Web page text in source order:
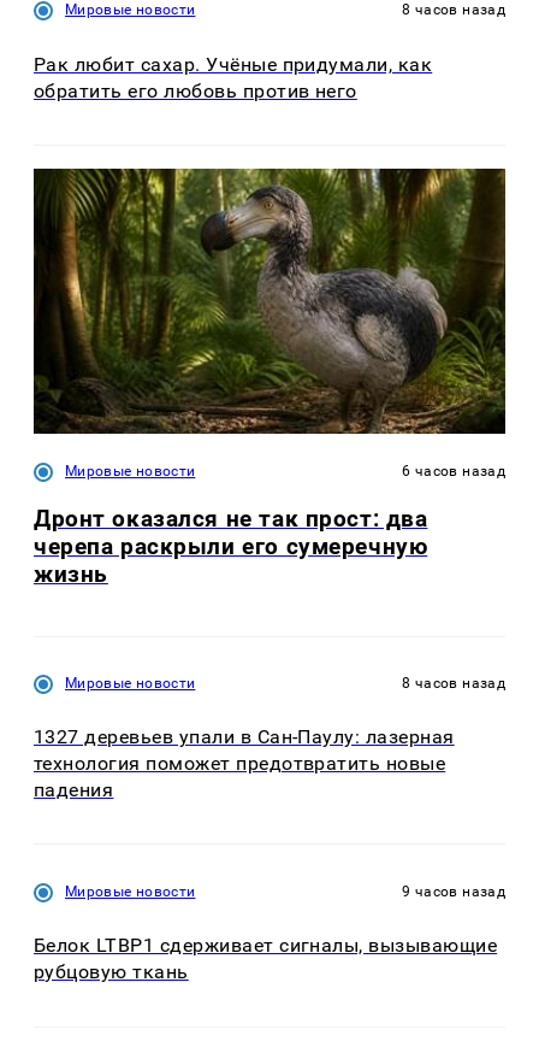
Мировые новости 8 часов назад
Рак любит сахар. Учёные придумали, как
обратить его любовь против него
Мировые новости 6 часов назад
Дронт оказался не так прост: два
черепа раскрыли его сумеречную
жизнь
Мировые новости 8 часов назад
1327 деревьев упали в Сан-Паулу: лазерная
технология поможет предотвратить новые
падения
Мировые новости 9 часов назад
Белок LTBP1 сдерживает сигналы, вызывающие
рубцовую ткань